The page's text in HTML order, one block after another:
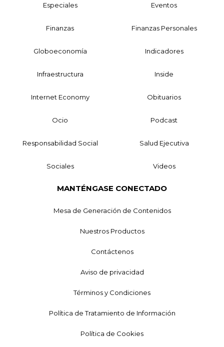
Especiales Eventos
Finanzas Finanzas Personales
Globoeconomía Indicadores
Infraestructura Inside
Internet Economy Obituarios
Ocio Podcast
Responsabilidad Social Salud Ejecutiva
Sociales Videos
MANTÉNGASE CONECTADO
Mesa de Generación de Contenidos
Nuestros Productos
Contáctenos
Aviso de privacidad
Términos y Condiciones
Política de Tratamiento de Información
Política de Cookies